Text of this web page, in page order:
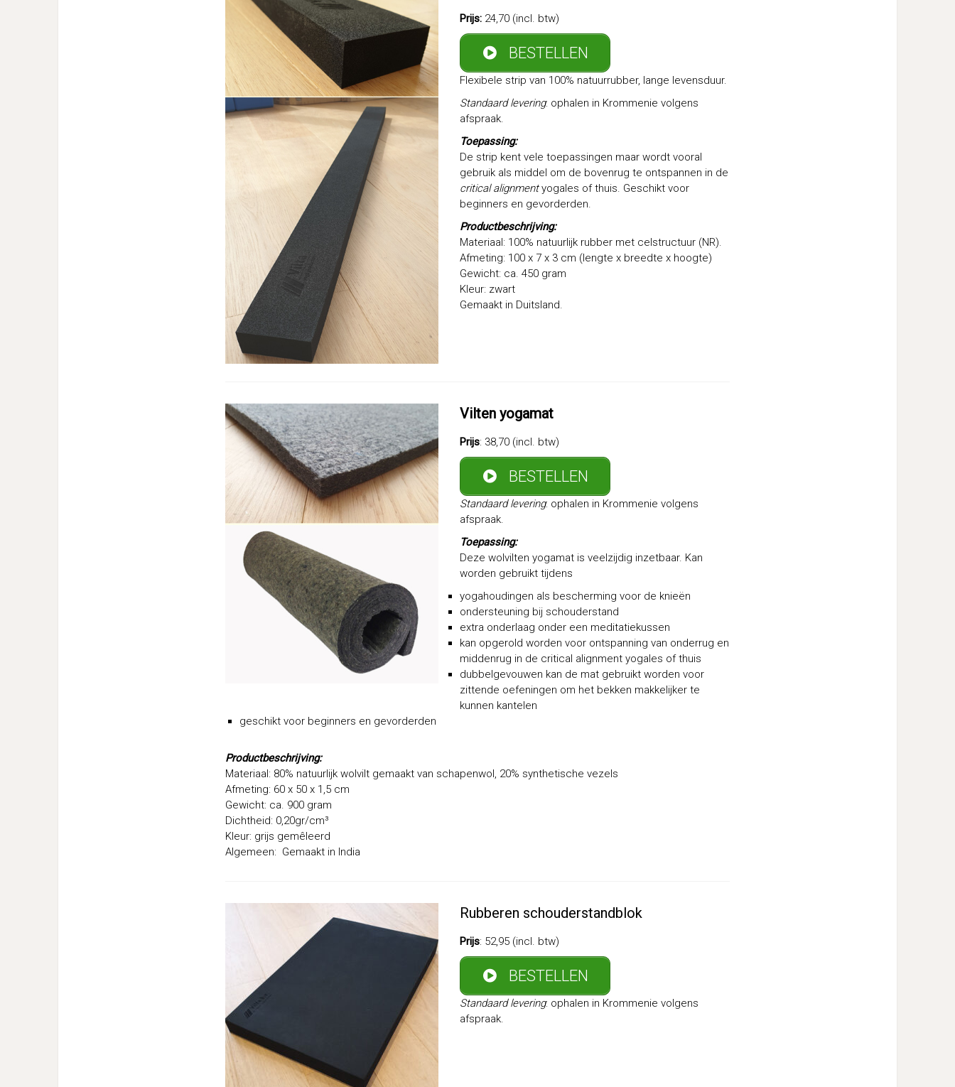
Prijs: 24,70 (incl. btw)
BESTELLEN
Flexibele strip van 100% natuurrubber, lange levensduur.
Standaard levering: ophalen in Krommenie volgens
afspraak.
Toepassing:
De strip kent vele toepassingen maar wordt vooral
gebruik als middel om de bovenrug te ontspannen in de
critical alignmentyogales of thuis. Geschikt voor
beginners en gevorderden.
Productbeschrijving:
Materiaal: 100% natuurlijk rubber met celstructuur (NR).
Afmeting: 100 x 7 x 3 cm (lengte x breedte x hoogte)
Gewicht: ca. 450 gram
Kleur: zwart
Gemaakt in Duitsland.
Vilten yogamat
Prijs: 38,70 (incl. btw)
BESTELLEN
Standaard levering: ophalen in Krommenie volgens
afspraak.
Toepassing:
Deze wolvilten yogamat is veelzijdig inzetbaar. Kan
worden gebruikt tijdens
yogahoudingen als bescherming voor de knieën
ondersteuning bij schouderstand
extra onderlaag onder een meditatiekussen
kan opgerold worden voor ontspanning van onderrug en
middenrug in de critical alignment yogales of thuis
dubbelgevouwen kan de mat gebruikt worden voor
zittende oefeningen om het bekken makkelijker te
kunnen kantelen
geschikt voor beginners en gevorderden
Productbeschrijving:
Materiaal: 80% natuurlijk wolvilt gemaakt van schapenwol, 20% synthetische vezels
Afmeting: 60 x 50 x 1,5 cm
Gewicht: ca. 900 gram
Dichtheid: 0,20gr/cm³
Kleur: grijs gemêleerd
Algemeen: Gemaakt in India
Rubberen schouderstandblok
Prijs: 52,95 (incl. btw)
BESTELLEN
Standaard levering: ophalen in Krommenie volgens
afspraak.